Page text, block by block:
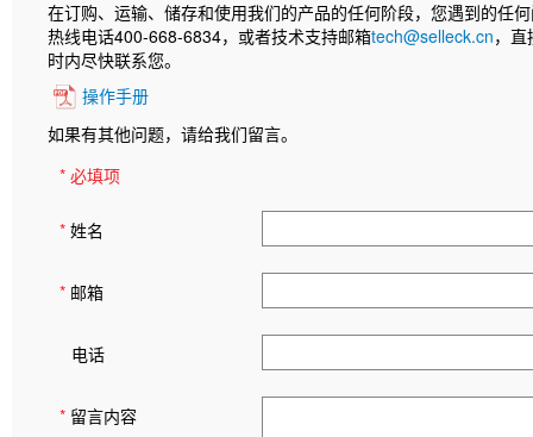
在订购、运输、储存和使用我们的产品的任何阶段，您遇到的任
热线电话400-668-6834，或者技术支持邮箱tech@selleck.cn，
时内尽快联系您。
操作手册
如果有其他问题，请给我们留言。
* 必填项
* 姓名
* 邮箱
电话
* 留言内容